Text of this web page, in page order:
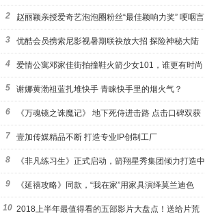
2 赵丽颖亲授爱奇艺泡泡圈粉丝“最佳颖响力奖” 哽咽言
感谢
3 优酷会员携索尼影视暑期联袂放大招 探险神秘大陆
赢PS4
4 爱情公寓邓家佳街拍撞鞋火箭少女101，谁更有时尚
感
5 谢娜黄渤祖蓝扎堆快手 青睐快手里的烟火气？
6 《万魂镜之诛魔记》 地下死侍进击路 点击口碑双获
赞
7 壹加传媒精品不断 打造专业IP创制工厂
8 《非凡练习生》正式启动，箭翔星秀集团倾力打造中
国新形态
9 《延禧攻略》同款，“我在家”用家具演绎莫兰迪色
10 2018上半年最值得看的五部影片大盘点！送给片荒